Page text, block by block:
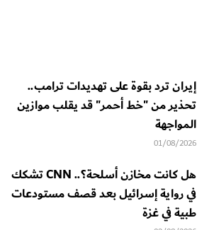
إيران ترد بقوة على تهديدات ترامب..
تحذير من "خط أحمر" قد يقلب موازين
المواجهة
01/08/2026
هل كانت مخازن أسلحة؟.. CNN تشكك
في رواية إسرائيل بعد قصف مستودعات
طبية في غزة